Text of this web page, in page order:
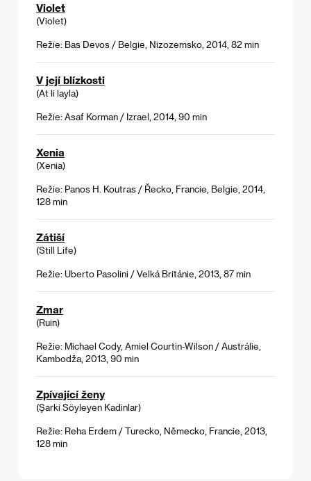
Violet
(Violet)
Režie: Bas Devos / Belgie, Nizozemsko, 2014, 82 min
V její blízkosti
(At li layla)
Režie: Asaf Korman / Izrael, 2014, 90 min
Xenia
(Xenia)
Režie: Panos H. Koutras / Řecko, Francie, Belgie, 2014,
128 min
Zátiší
(Still Life)
Režie: Uberto Pasolini / Velká Británie, 2013, 87 min
Zmar
(Ruin)
Režie: Michael Cody, Amiel Courtin-Wilson / Austrálie,
Kambodža, 2013, 90 min
Zpívající ženy
(Şarki Söyleyen Kadinlar)
Režie: Reha Erdem / Turecko, Německo, Francie, 2013,
128 min